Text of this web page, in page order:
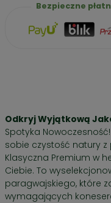
Bezpieczne
Odkryj Wyjątkową
Spotyka
sobie czystość natury z
Klasyczna Premium w
Ciebie. To
paragwajskiego, które
wymagających